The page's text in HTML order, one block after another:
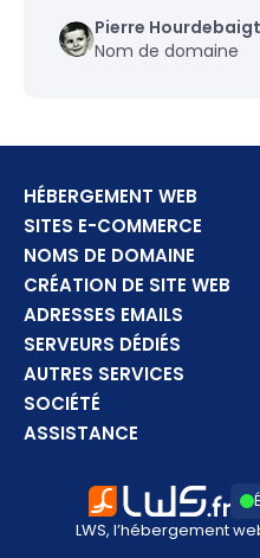
Pierre Hourdebaigt
Nom de domaine
HÉBERGEMENT WEB
SITES E-COMMERCE
NOMS DE DOMAINE
CRÉATION DE SITE WEB
ADRESSES EMAILS
SERVEURS DÉDIÉS
AUTRES SERVICES
SOCIÉTÉ
ASSISTANCE
LWS, l’hébergement